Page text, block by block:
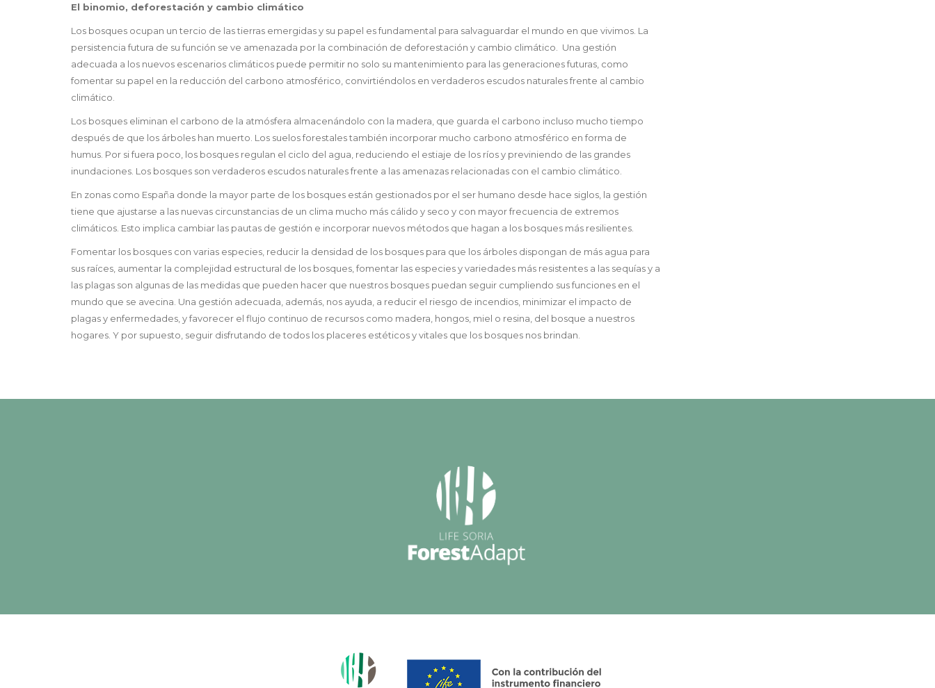
El binomio, deforestación y cambio climático
Los bosques ocupan un tercio de las tierras emergidas y su papel es fundamental para salvaguardar el mundo en que vivimos. La
persistencia futura de su función se ve amenazada por la combinación de deforestación y cambio climático. Una gestión
adecuada a los nuevos escenarios climáticos puede permitir no solo su mantenimiento para las generaciones futuras, como
fomentar su papel en la reducción del carbono atmosférico, convirtiéndolos en verdaderos escudos naturales frente al cambio
climático.
Los bosques eliminan el carbono de la atmósfera almacenándolo con la madera, que guarda el carbono incluso mucho tiempo
después de que los árboles han muerto. Los suelos forestales también incorporar mucho carbono atmosférico en forma de
humus. Por si fuera poco, los bosques regulan el ciclo del agua, reduciendo el estiaje de los ríos y previniendo de las grandes
inundaciones. Los bosques son verdaderos escudos naturales frente a las amenazas relacionadas con el cambio climático.
En zonas como España donde la mayor parte de los bosques están gestionados por el ser humano desde hace siglos, la gestión
tiene que ajustarse a las nuevas circunstancias de un clima mucho más cálido y seco y con mayor frecuencia de extremos
climáticos. Esto implica cambiar las pautas de gestión e incorporar nuevos métodos que hagan a los bosques más resilientes.
Fomentar los bosques con varias especies, reducir la densidad de los bosques para que los árboles dispongan de más agua para
sus raíces, aumentar la complejidad estructural de los bosques, fomentar las especies y variedades más resistentes a las sequías y a
las plagas son algunas de las medidas que pueden hacer que nuestros bosques puedan seguir cumpliendo sus funciones en el
mundo que se avecina. Una gestión adecuada, además, nos ayuda, a reducir el riesgo de incendios, minimizar el impacto de
plagas y enfermedades, y favorecer el flujo continuo de recursos como madera, hongos, miel o resina, del bosque a nuestros
hogares. Y por supuesto, seguir disfrutando de todos los placeres estéticos y vitales que los bosques nos brindan.